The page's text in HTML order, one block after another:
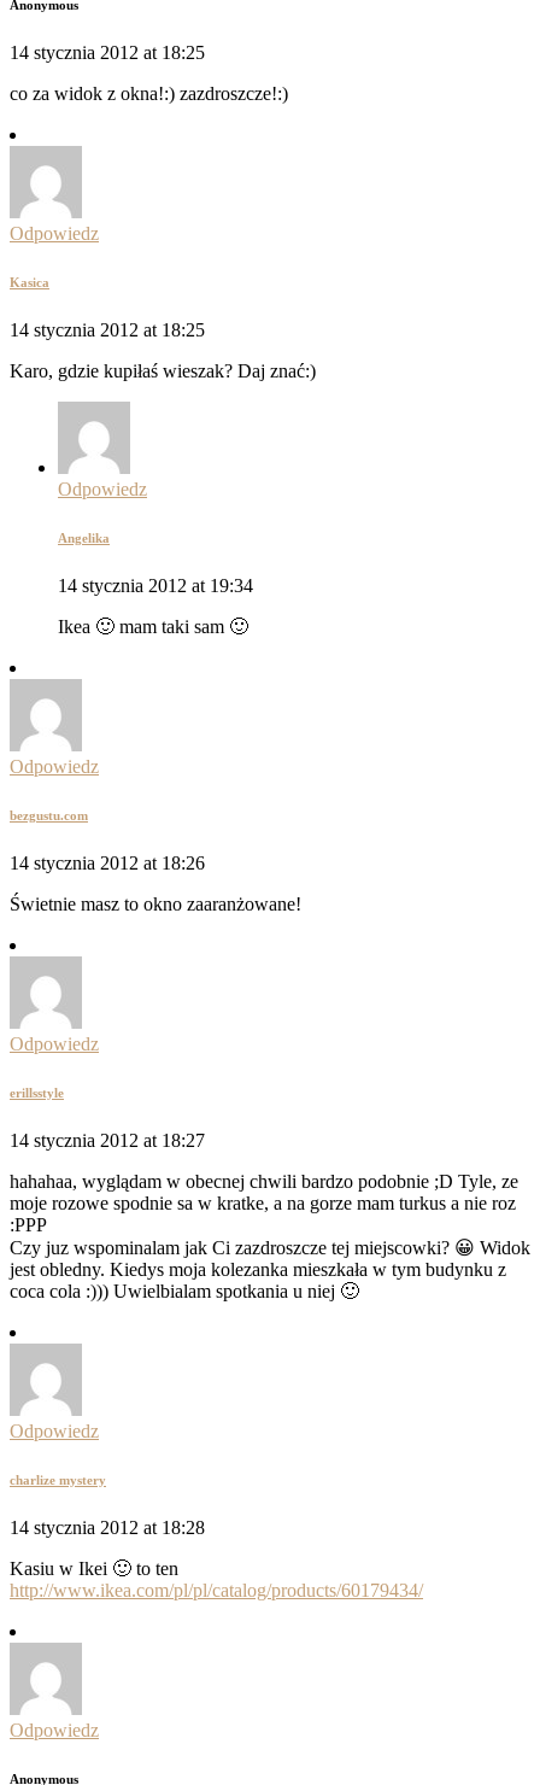
Anonymous
14 stycznia 2012 at 18:25
co za widok z okna!:) zazdroszcze!:)
Odpowiedz
Kasica
14 stycznia 2012 at 18:25
Karo, gdzie kupiłaś wieszak? Daj znać:)
Odpowiedz
Angelika
14 stycznia 2012 at 19:34
Ikea 🙂 mam taki sam 🙂
Odpowiedz
bezgustu.com
14 stycznia 2012 at 18:26
Świetnie masz to okno zaaranżowane!
Odpowiedz
erillsstyle
14 stycznia 2012 at 18:27
hahahaa, wyglądam w obecnej chwili bardzo podobnie ;D Tyle, ze
moje rozowe spodnie sa w kratke, a na gorze mam turkus a nie roz
:PPP
Czy juz wspominalam jak Ci zazdroszcze tej miejscowki? 😀 Widok
jest obledny. Kiedys moja kolezanka mieszkała w tym budynku z
coca cola :))) Uwielbialam spotkania u niej 🙂
Odpowiedz
charlize mystery
14 stycznia 2012 at 18:28
Kasiu w Ikei 🙂 to ten
http://www.ikea.com/pl/pl/catalog/products/60179434/
Odpowiedz
Anonymous